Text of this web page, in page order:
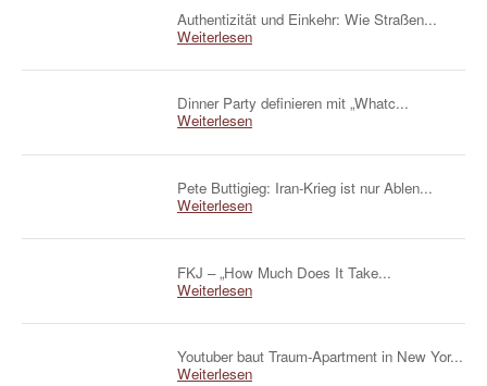
Authentizität und Einkehr: Wie Straßen...
Weiterlesen
Dinner Party definieren mit „Whatc...
Weiterlesen
Pete Buttigieg: Iran-Krieg ist nur Ablen...
Weiterlesen
FKJ – „How Much Does It Take...
Weiterlesen
Youtuber baut Traum-Apartment in New Yor...
Weiterlesen